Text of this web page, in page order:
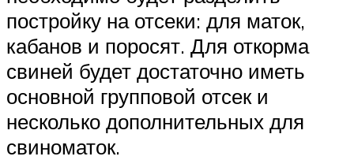
постройку на отсеки: для маток,
кабанов и поросят. Для откорма
свиней будет достаточно иметь
основной групповой отсек и
несколько дополнительных для
свиноматок.